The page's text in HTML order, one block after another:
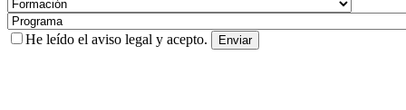
He leído el aviso legal y acepto.